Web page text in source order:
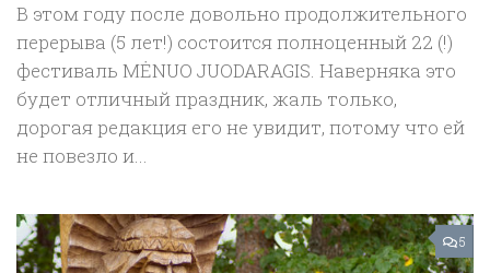
В этом году после довольно продолжительного
перерыва (5 лет!) состоится полноценный 22 (!)
фестиваль MĖNUO JUODARAGIS. Наверняка это
будет отличный праздник, жаль только,
дорогая редакция его не увидит, потому что ей
не повезло и...
5